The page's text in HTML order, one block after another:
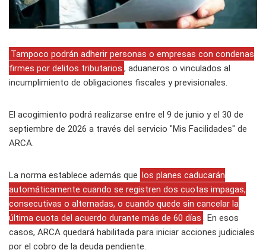
Tampoco podrán adherir personas o empresas con condenas
firmes por delitos tributarios , aduaneros o vinculados al
incumplimiento de obligaciones fiscales y previsionales.
El acogimiento podrá realizarse entre el 9 de junio y el 30 de
septiembre de 2026 a través del servicio "Mis Facilidades" de
ARCA.
La norma establece además que los planes caducarán
automáticamente cuando se registren dos cuotas impagas,
consecutivas o alternadas, o cuando quede sin cancelar la
última cuota del acuerdo durante más de 60 días . En esos
casos, ARCA quedará habilitada para iniciar acciones judiciales
por el cobro de la deuda pendiente.